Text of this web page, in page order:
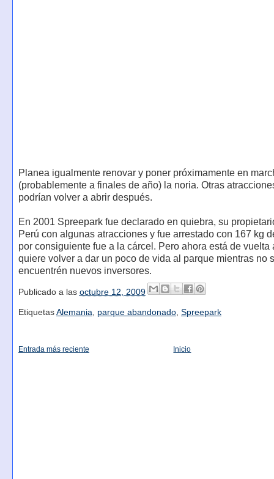
Planea igualmente renovar y poner próximamente en
(probablemente a finales de año) la noria. Otras
podrían volver a abrir después.
En 2001 Spreepark fue declarado en quiebra, su
Perú con algunas atracciones y fue arrestado con 167 kg
por consiguiente fue a la cárcel. Pero ahora está de vuelta
quiere volver a dar un poco de vida al parque mientras no
encuentrén nuevos inversores.
Publicado a las octubre 12, 2009
Etiquetas Alemania parque abandonado, Spreepark
Entrada más reciente Inicio